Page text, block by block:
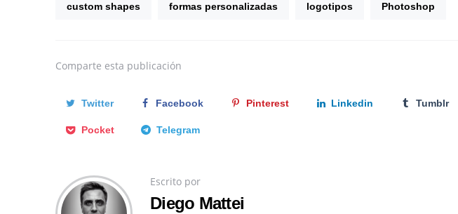
custom shapes formas personalizadas logotipos Photoshop
Comparte esta publicación
Twitter Facebook Pinterest Linkedin Tumblr
Pocket Telegram
Escrito por
Diego Mattei